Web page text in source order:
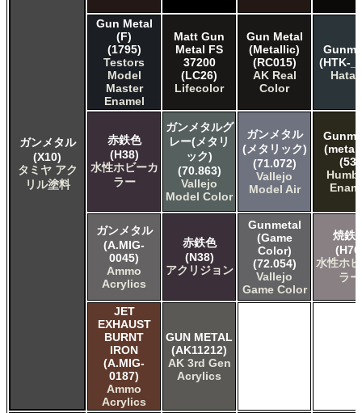
ガンメタル
(X10)
タミヤ アク
リル塗料
Gun Metal
(F)
(1795)
Testors
Model
Master
Enamel
Matt Gun
Metal FS
37200
(LC26)
Lifecolor
Gun Metal
(Metallic)
(RC015)
AK Real
Color
(HTK-
赤鉄色
(H38)
水性ホビーカ
ラー
ガンメタルグ
レー(メタリ
ック)
(70.863)
Vallejo
Model Color
ガンメタル
(メタリック)
(71.072)
Vallejo
Model Air
(53)
ガンメタル
(A.MIG-
0045)
Ammo
Acrylics
赤鉄色
(N38)
アクリジョン
Gunmetal
(Game
Color)
(72.054)
Vallejo
Game Color
焼鉄
水性ホ
ラー
JET
EXHAUST
BURNT
IRON
(A.MIG-
0187)
Ammo
Acrylics
GUN METAL
(AK11212)
AK 3rd Gen
Acrylics